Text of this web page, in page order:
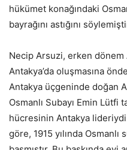
hükümet konağındaki
bayrağını astığını
Necip Arsuzi, erken
Antakya’da oluşmasına
Antakya üçgeninde doğan
Osmanlı Subayı Emin Lütfi
hücresinin Antakya
göre, 1915 yılında Osmanlı